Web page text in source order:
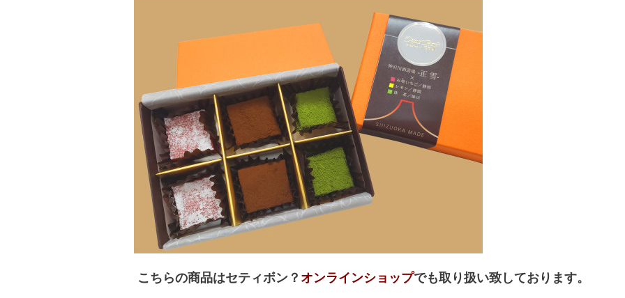
こちらの商品はセティボン？ オンラインショップでも取り扱い致しております。